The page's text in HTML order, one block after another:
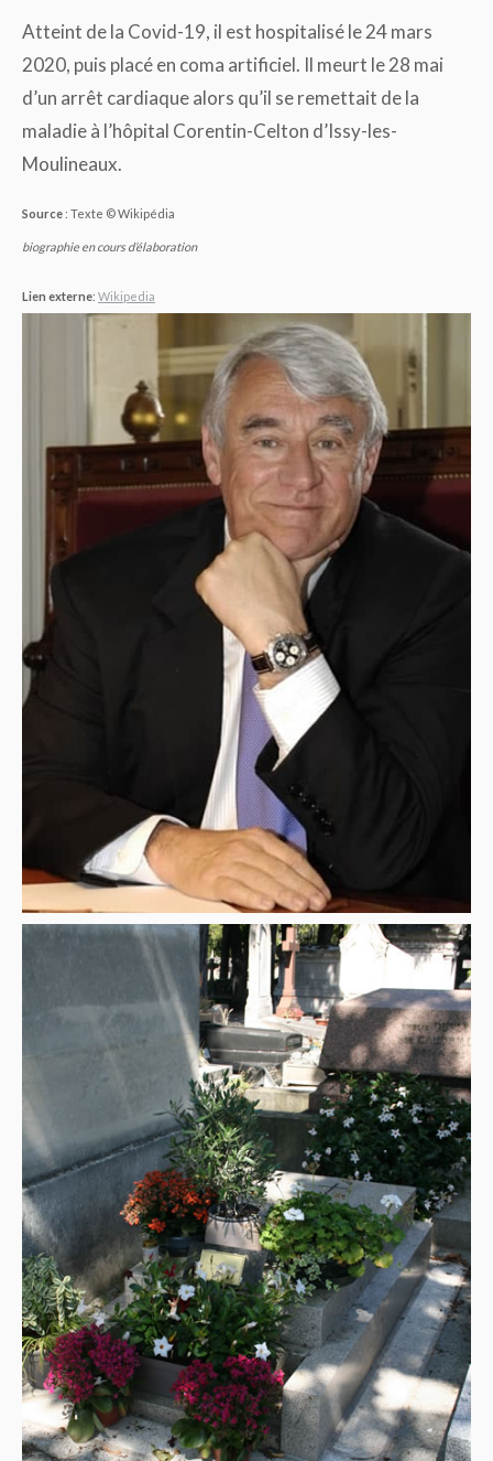
Atteint de la Covid-19, il est hospitalisé le 24 mars
2020, puis placé en coma artificiel. Il meurt le 28 mai
d’un arrêt cardiaque alors qu’il se remettait de la
maladie à l’hôpital Corentin-Celton d’Issy-les-
Moulineaux.
Source: Texte © Wikipédia
biographie en cours d’élaboration
Lien externe: Wikipedia